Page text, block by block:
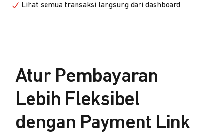
Lihat semua transaksi langsung dari dashboard
Atur Pembayaran
Lebih Fleksibel
dengan Payment Link